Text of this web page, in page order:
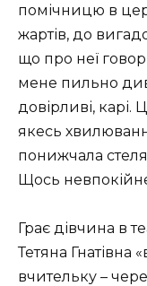
помічницю в
жартів, до
що про неї
мене пильно
довірливі, карі.
якесь
понижчала стеля
Щось
Грає дівчина в
Тетяна Гнатівна
вчительку –